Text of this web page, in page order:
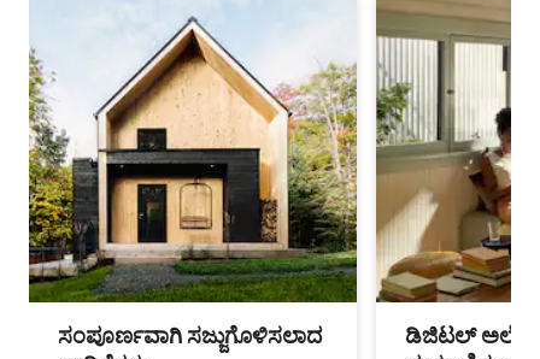
ಸಂಪೂರ್ಣವಾಗಿ ಸಜ್ಜುಗೊಳಿಸಲಾದ
ಡಿಜಿಟಲ್